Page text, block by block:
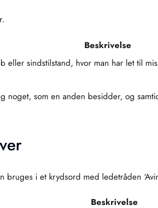
Beskrivelse
eller sindstilstand, hvor man har let til
noget, som en anden besidder, og
i et krydsord med ledetråden
Beskrivelse